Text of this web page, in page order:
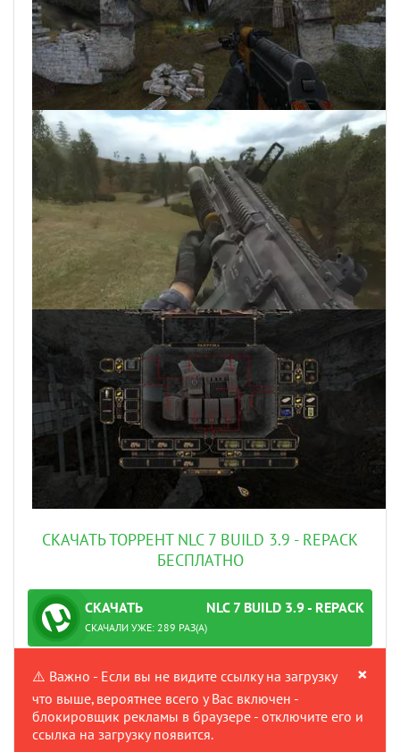
СКАЧАТЬ ТОРРЕНТ NLC 7 BUILD 3.9 - REPACK
БЕСПЛАТНО
СКАЧАТЬ
ТОРРЕНТ
NLC 7 BUILD 3.9 - REPACK
ПРОВЕРЕНО СКАЧАЛИ УЖЕ: 289 РАЗ(А)
×
⚠️ Важно - Если вы не видите ссылку на загрузку
что выше, вероятнее всего у Вас включен -
блокировщик рекламы в браузере - отключите его и
ссылка на загрузку появится.